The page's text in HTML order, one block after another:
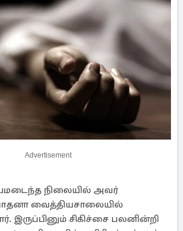
Advertisement
நிலையில் அவர்
வைத்தியசாலையில்
இருப்பினும் சிகிச்சை பலனின்றி